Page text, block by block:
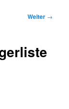
Weiter →